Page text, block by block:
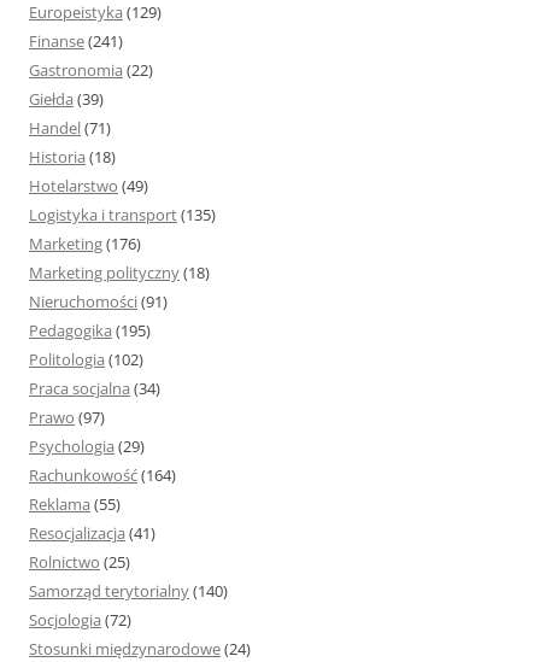
Europeistyka (129)
Finanse(241)
Gastronomia (22)
Giełda (39)
Handel(71)
Historia (18)
Hotelarstwo (49)
Logistyka i transport(135)
Marketing(176)
Marketing polityczny(18)
Nieruchomości(91)
Pedagogika (195)
Politologia (102)
Praca socjalna (34)
Prawo (97)
Psychologia (29)
Rachunkowość(164)
Reklama (55)
Resocjalizacja (41)
Rolnictwo (25)
Samorząd terytorialny(140)
Socjologia (72)
Stosunki międzynarodowe(24)